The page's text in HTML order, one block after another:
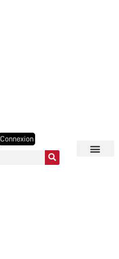
Connexion